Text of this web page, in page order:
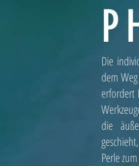
Die
dem
erfordert
die
Perle